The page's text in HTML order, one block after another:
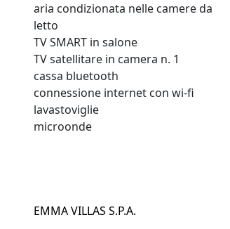
aria condizionata nelle camere da
letto
TV SMART in salone
TV satellitare in camera n. 1
cassa bluetooth
connessione internet con wi-fi
lavastoviglie
microonde
EMMA VILLAS S.P.A.